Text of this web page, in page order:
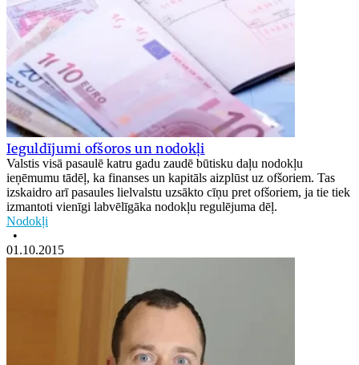
Ieguldījumi ofšoros un nodokļi
Valstis visā pasaulē katru gadu zaudē būtisku daļu nodokļu
ieņēmumu tādēļ, ka finanses un kapitāls aizplūst uz ofšoriem. Tas
izskaidro arī pasaules lielvalstu uzsākto cīņu pret ofšoriem, ja tie tiek
izmantoti vienīgi labvēlīgāka nodokļu regulējuma dēļ.
Nodokļi
•
01.10.2015